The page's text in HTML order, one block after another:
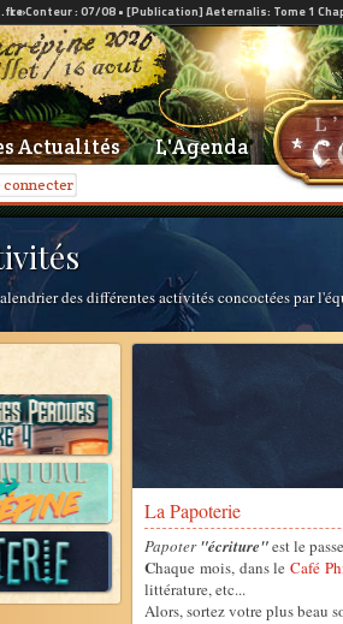
connecter
Actualités L'Agenda
des différentes activités concoctées par
La Papoterie
Papoter"écriture"est le
Chaque mois, dans leCafé
littérature, etc...
Alors, sortez votre plus beau